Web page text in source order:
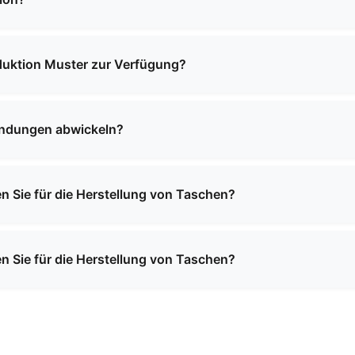
Bestätigung Ihrer Bestellung teilen wir Ihnen einen
Muster zur Verfügung?
einer Großbestellung erstattet werden können.
abwickeln?
Sie bei allen notwendigen Versandvorbereitungen und
Sie für die Herstellung von Taschen?
Futterstoffe und maßgeschneiderte
Ihren spezifischen Produktanforderungen empfehlen.
Sie für die Herstellung von Taschen?